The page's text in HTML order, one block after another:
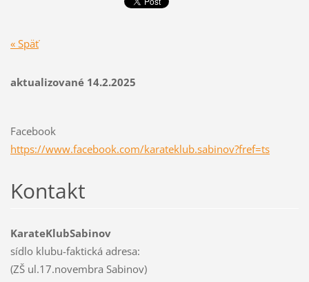
« Späť
aktualizované 14.2.2025
Facebook
https://www.facebook.com/karateklub.sabinov?fref=ts
Kontakt
KarateKlubSabinov
sídlo klubu-faktická adresa:
(ZŠ ul.17.novembra Sabinov)